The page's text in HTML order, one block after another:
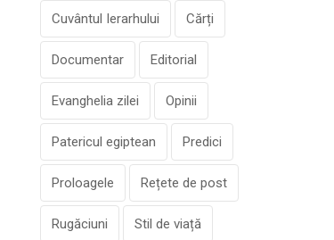
Cuvântul Ierarhului Cărți
Documentar Editorial
Evanghelia zilei Opinii
Patericul egiptean Predici
Proloagele Rețete de post
Rugăciuni Stil de viață